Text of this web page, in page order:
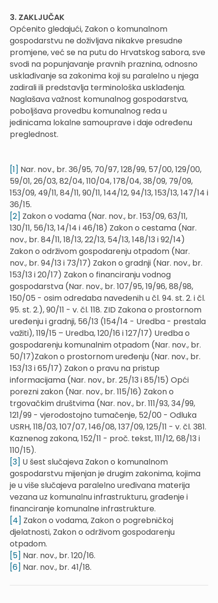
3. ZAKLJUČAK
Općenito gledajući, Zakon o komunalnom
gospodarstvu ne doživljava nikakve presudne
promjene, već se na putu do Hrvatskog sabora, sve
svodi na popunjavanje pravnih praznina, odnosno
usklađivanje sa zakonima koji su paralelno u njega
zadirali ili predstavlja terminološka usklađenja.
Naglašava važnost komunalnog gospodarstva,
poboljšava provedbu komunalnog reda u
jedinicama lokalne samouprave i daje određenu
preglednost.
[1] Nar. nov., br. 36/95, 70/97, 128/99, 57/00, 129/00,
59/01, 26/03, 82/04, 110/04, 178/04, 38/09, 79/09,
153/09, 49/11, 84/11, 90/11, 144/12, 94/13, 153/13, 147/14 i
36/15.
[2] Zakon o vodama (Nar. nov., br. 153/09, 63/11,
130/11, 56/13, 14/14 i 46/18) Zakon o cestama (Nar.
nov., br. 84/11, 18/13, 22/13, 54/13, 148/13 i 92/14)
Zakon o održivom gospodarenju otpadom (Nar.
nov., br. 94/13 i 73/17) Zakon o gradnji (Nar. nov., br.
153/13 i 20/17) Zakon o financiranju vodnog
gospodarstva (Nar. nov., br. 107/95, 19/96, 88/98,
150/05 - osim odredaba navedenih u čl. 94. st. 2. i čl.
95. st. 2.), 90/11 - v. čl. 118. ZID Zakona o prostornom
uređenju i gradnji, 56/13 (154/14 - Uredba - prestala
važiti), 119/15 – Uredba, 120/16 i 127/17) Uredba o
gospodarenju komunalnim otpadom (Nar. nov., br.
50/17)Zakon o prostornom uređenju (Nar. nov., br.
153/13 i 65/17) Zakon o pravu na pristup
informacijama (Nar. nov., br. 25/13 i 85/15) Opći
porezni zakon (Nar. nov., br. 115/16) Zakon o
trgovačkim društvima (Nar. nov., br. 111/93, 34/99,
121/99 - vjerodostojno tumačenje, 52/00 - Odluka
USRH, 118/03, 107/07, 146/08, 137/09, 125/11 - v. čl. 381.
Kaznenog zakona, 152/11 - proč. tekst, 111/12, 68/13 i
110/15).
[3] U šest slučajeva Zakon o komunalnom
gospodarstvu mijenjan je drugim zakonima, kojima
je u više slučajeva paralelno uređivana materija
vezana uz komunalnu infrastrukturu, građenje i
financiranje komunalne infrastrukture.
[4] Zakon o vodama, Zakon o pogrebničkoj
djelatnosti, Zakon o održivom gospodarenju
otpadom.
[5] Nar. nov., br. 120/16.
[6] Nar. nov., br. 41/18.